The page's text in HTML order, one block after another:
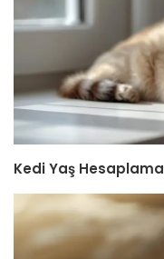
Kedi Yaş Hesaplama